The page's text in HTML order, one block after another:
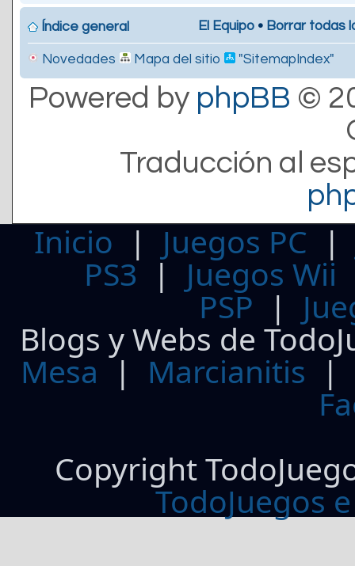
Índice general El Equipo • Borrar todas
Novedades Mapa del sitio "SitemapIndex"
Powered by phpBB ©
Traducción al
Inicio | Juegos PC
PS3| Juegos Wii
PSP |
Blogs y Webs de
Mesa | Marcianitis |
Copyright
TodoJuegos